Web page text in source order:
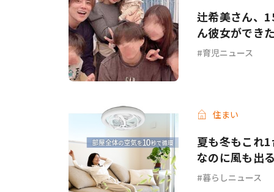
辻希美さん、
ん彼女ができ
育児ニュース
住まい
夏も冬もこれ
なのに風も出
暮らしニュース